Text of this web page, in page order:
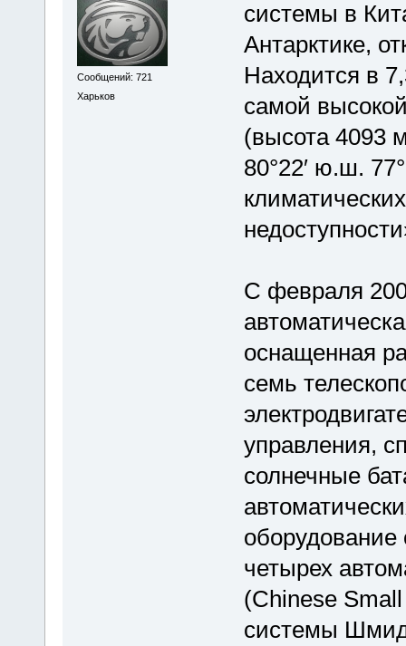
Сообщений: 721
Харьков
системы в
Антарктике,
Находится в
самой
(высота 4093
80°22′ ю.ш.
С февраля
оснащенная
семь
управления,
солнечные
оборудование
четырех
(Chinese
системы